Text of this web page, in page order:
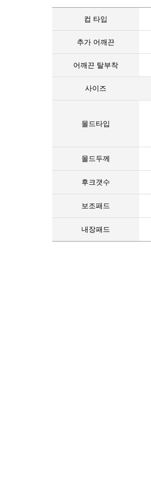
컵 타입
추가 어깨끈
어깨끈 탈부착
사이즈
몰드타입
몰드두께
후크갯수
보조패드
내장패드